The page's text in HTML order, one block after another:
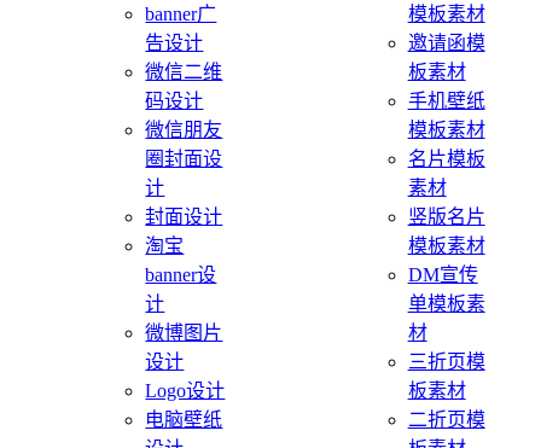
banner广
告设计
微信二维
码设计
微信朋友
圈封面设
计
封面设计
淘宝
banner设
计
微博图片
设计
Logo设计
电脑壁纸
模板素材
邀请函模
板素材
手机壁纸
模板素材
名片模板
素材
竖版名片
模板素材
DM宣传
单模板素
材
三折页模
板素材
二折页模